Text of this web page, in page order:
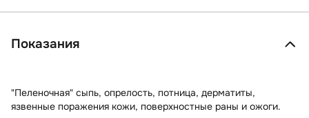
Показания
"Пеленочная" сыпь, опрелость, потница, дерматиты,
язвенные поражения кожи, поверхностные раны и ожоги.